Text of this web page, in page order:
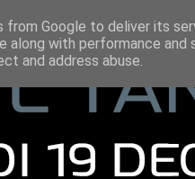
from Google to deliver its
along with performance
and address abuse.